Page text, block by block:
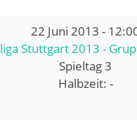
22 Juni 2013 -
Stuttgart 2013 -
Spieltag 3
Halbzeit: -